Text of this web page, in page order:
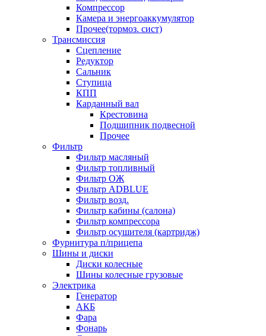
Компрессор
Камера и энергоаккумулятор
Прочее(тормоз. сист)
Трансмиссия
Сцепление
Редуктор
Сальник
Ступица
КПП
Карданный вал
Крестовина
Подшипник подвесной
Прочее
Фильтр
Фильтр масляный
Фильтр топливный
Фильтр ОЖ
Фильтр ADBLUE
Фильтр возд.
Фильтр кабины (салона)
Фильтр компрессора
Фильтр осушителя (картридж)
Фурнитура п/прицепа
Шины и диски
Диски колесные
Шины колесные грузовые
Электрика
Генератор
АКБ
Фара
Фонарь